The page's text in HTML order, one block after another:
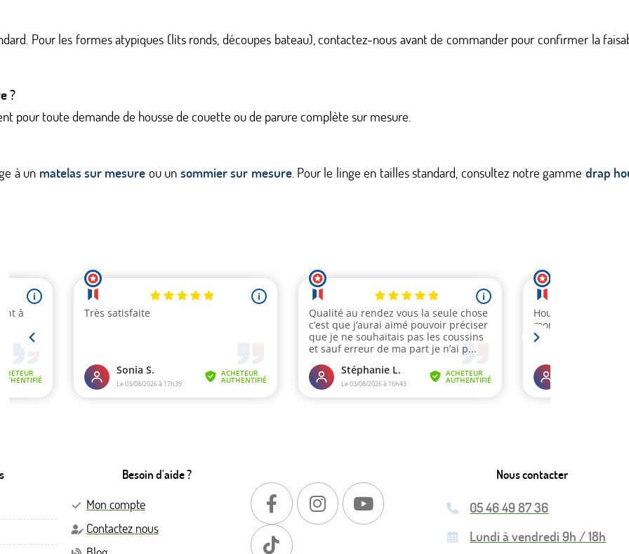
Pour les formes atypiques (lits ronds, découpes bateau), contactez-nous avant de commander pour confirmer la
?
pour toute demande de housse de couette ou de parure complète sur mesure.
à un matelas sur mesure ou un sommier sur mesure. Pour le linge en tailles standard, consultez notre gamme drap
Besoin d'aide ?
Mon compte
Contactez nous
Nous contacter
05 46 49 87 36
Lundi à vendredi 9h / 18h